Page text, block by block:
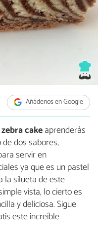
Añádenos en Google
cakeaprenderás
dos sabores,
servir en
ya que es un pastel
la silueta de este
vista, lo cierto es
y deliciosa. Sigue
este increíble